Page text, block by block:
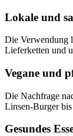
Lokale und
Die Verwendung
Lieferketten und
Vegane und
Die Nachfrage
Linsen-Burger bis
Gesundes